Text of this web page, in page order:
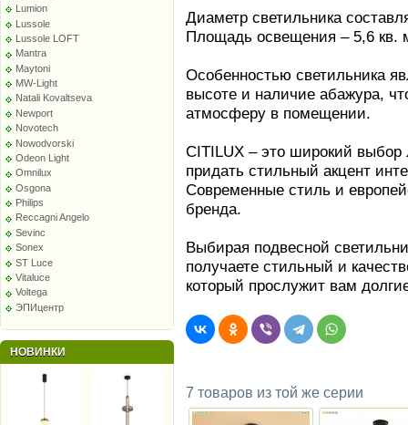
Lumion
Lussole
Lussole LOFT
Mantra
Maytoni
MW-Light
Natali Kovaltseva
Newport
Novotech
Nowodvorski
Odeon Light
Omnilux
Osgona
Philips
Reccagni Angelo
Sevinc
Sonex
ST Luce
Vitaluce
Voltega
ЭПИцентр
НОВИНКИ
Диаметр светильника
Площадь освещения – 5,6 кв.
Особенностью светильника
высоте и наличие абажура,
атмосферу в помещении.
CITILUX – это широкий выбор
придать стильный акцент
Современные стиль и
бренда.
Выбирая подвесной
получаете стильный и
который прослужит вам
7 товаров из той же серии